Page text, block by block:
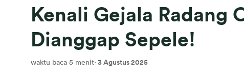
Kenali Gejala Radang
Dianggap Sepele!
waktu baca 5 menit· 3 Agustus 2025